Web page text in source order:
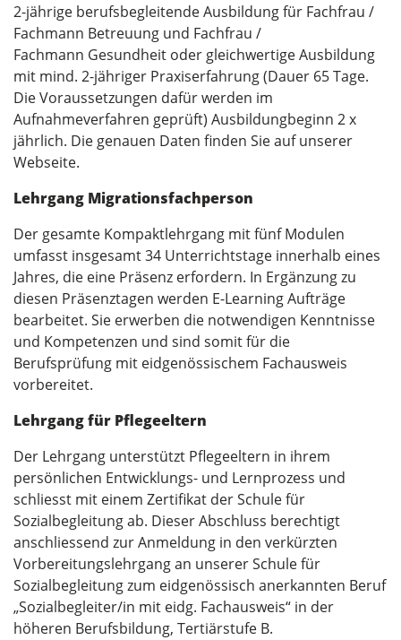
2-jährige berufsbegleitende Ausbildung für Fachfrau /
Fachmann Betreuung und Fachfrau /
Fachmann Gesundheit oder gleichwertige Ausbildung
mit mind. 2-jähriger Praxiserfahrung (Dauer 65 Tage.
Die Voraussetzungen dafür werden im
Aufnahmeverfahren geprüft) Ausbildungbeginn 2 x
jährlich. Die genauen Daten finden Sie auf unserer
Webseite.
Lehrgang Migrationsfachperson
Der gesamte Kompaktlehrgang mit fünf Modulen
umfasst insgesamt 34 Unterrichtstage innerhalb eines
Jahres, die eine Präsenz erfordern. In Ergänzung zu
diesen Präsenztagen werden E-Learning Aufträge
bearbeitet. Sie erwerben die notwendigen Kenntnisse
und Kompetenzen und sind somit für die
Berufsprüfung mit eidgenössischem Fachausweis
vorbereitet.
Lehrgang für Pflegeeltern
Der Lehrgang unterstützt Pflegeeltern in ihrem
persönlichen Entwicklungs- und Lernprozess und
schliesst mit einem Zertifikat der Schule für
Sozialbegleitung ab. Dieser Abschluss berechtigt
anschliessend zur Anmeldung in den verkürzten
Vorbereitungslehrgang an unserer Schule für
Sozialbegleitung zum eidgenössisch anerkannten Beruf
„Sozialbegleiter/in mit eidg. Fachausweis“ in der
höheren Berufsbildung, Tertiärstufe B.